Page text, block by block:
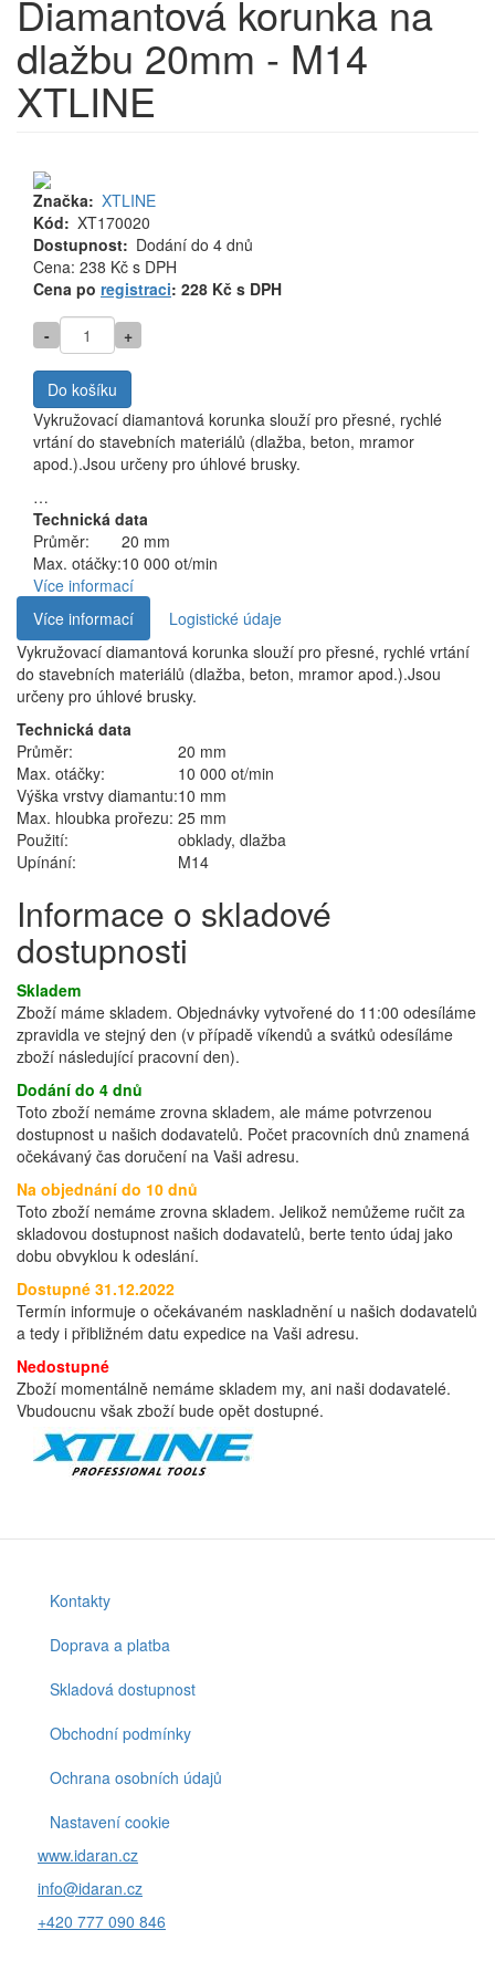
Diamantová korunka na
dlažbu 20mm - M14
XTLINE
Značka XTLINE
Kód
XT170020
Dostupnost
Dodání do 4 dnů
Cena
MJ
Cena: 238 Kč s DPH
Cena po registraci: 228 Kč s DPH
- +
Do košíku
Vykružovací diamantová korunka slouží pro přesné, rychlé
vrtání do stavebních materiálů (dlažba, beton, mramor
apod.).Jsou určeny pro úhlové brusky.
…
Technická data
Průměr:
20 mm
Max. otáčky:10 000 ot/min
Více informací
Více informací
Logistické údaje
Vykružovací diamantová korunka slouží pro přesné, rychlé vrtání
do stavebních materiálů (dlažba, beton, mramor apod.).Jsou
určeny pro úhlové brusky.
Technická data
Průměr:
20 mm
Max. otáčky:
10 000 ot/min
Výška vrstvy diamantu:10 mm
Max. hloubka prořezu: 25 mm
Použití:
obklady, dlažba
Upínání:
M14
Informace o skladové
dostupnosti
Skladem
Zboží máme skladem. Objednávky vytvořené do 11:00 odesíláme
zpravidla ve stejný den (v případě víkendů a svátků odesíláme
zboží následující pracovní den).
Dodání do 4 dnů
Toto zboží nemáme zrovna skladem, ale máme potvrzenou
dostupnost u našich dodavatelů. Počet pracovních dnů znamená
očekávaný čas doručení na Vaši adresu.
Na objednání do 10 dnů
Toto zboží nemáme zrovna skladem. Jelikož nemůžeme ručit za
skladovou dostupnost našich dodavatelů, berte tento údaj jako
dobu obvyklou k odeslání.
Dostupné 31.12.2022
Termín informuje o očekávaném naskladnění u našich dodavatelů
a tedy i přibližném datu expedice na Vaši adresu.
Nedostupné
Zboží momentálně nemáme skladem my, ani naši dodavatelé.
Vbudoucnu však zboží bude opět dostupné.
Footer
menu
Kontakty
Doprava a platba
Skladová dostupnost
Obchodní podmínky
Ochrana osobních údajů
Nastavení cookie
www.idaran.cz
info@idaran.cz
+420 777 090 846